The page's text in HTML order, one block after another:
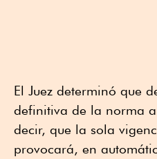
El Juez determinó que
definitiva de la norma
decir, que la sola
provocará, en